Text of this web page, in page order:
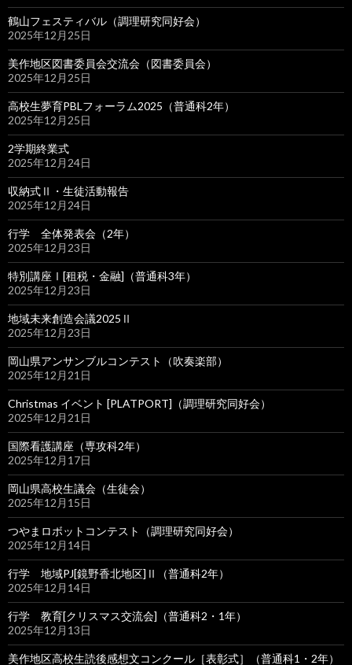
鶴山フェスティバル（調理研究同好会）
2025年12月25日
美作地区図書委員会交流会（図書委員会）
2025年12月25日
高校生夢育PBLフォーラム2025（普通科2年）
2025年12月25日
2学期終業式
2025年12月24日
収納式Ⅱ・生徒活動報告
2025年12月24日
行学 全体発表会（2年）
2025年12月23日
特別講座Ⅰ[租税・金融]（普通科3年）
2025年12月23日
地域未来創造会議2025Ⅱ
2025年12月23日
岡山県アンサンブルコンテスト（吹奏楽部）
2025年12月21日
Christmas イベント [PLATPORT]（調理研究同好会）
2025年12月21日
国際看護講座（専攻科2年）
2025年12月17日
岡山県高校生議会（生徒会）
2025年12月15日
つやまロボットコンテスト（調理研究同好会）
2025年12月14日
行学 地域PJ[鏡野香北地区]Ⅱ（普通科2年）
2025年12月14日
行学 教育[クリスマス交流会]（普通科2・1年）
2025年12月13日
美作地区高校生読後感想文コンクール［表彰式］（普通科1・2年）